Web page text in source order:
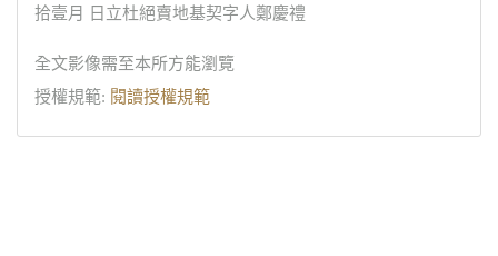
拾壹月 日立杜絕賣地基契字人鄭慶禮
全文影像需至本所方能瀏覽
授權規範: 閱讀授權規範